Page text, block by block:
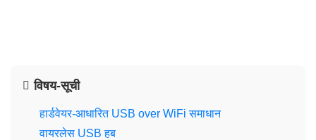
विषय-सूची
हार्डवेयर-आधारित USB over WiFi समाधान
वायरलेस USB हब